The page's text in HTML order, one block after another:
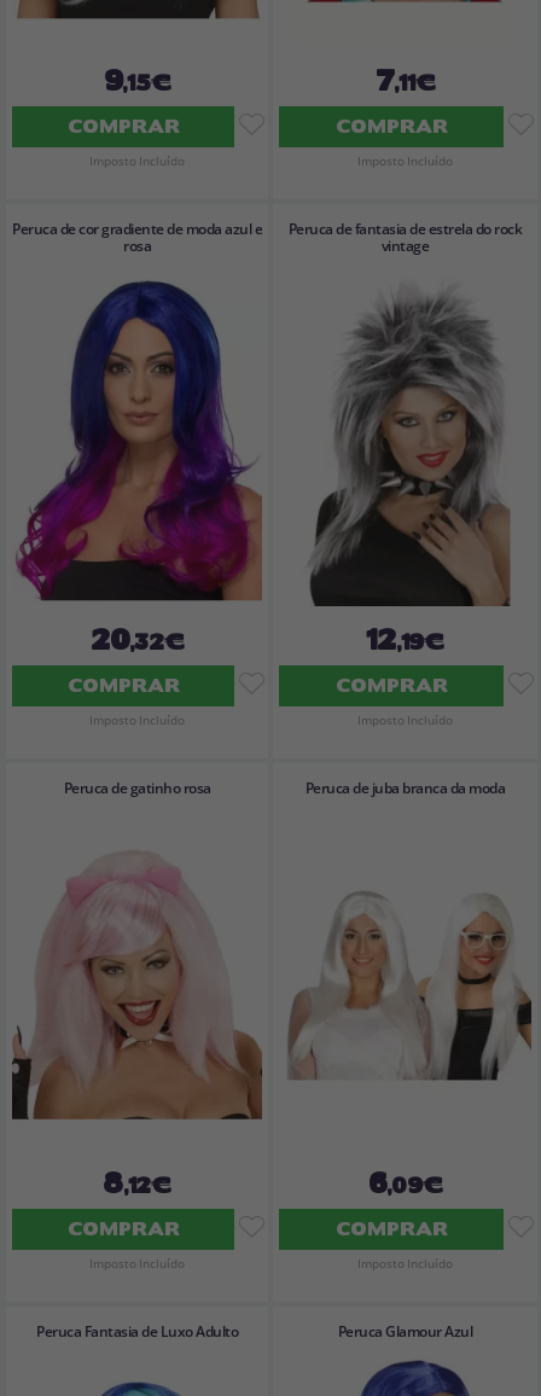
9,15€
COMPRAR
Imposto Incluído
7,11€
COMPRAR
Imposto Incluído
Peruca de cor gradiente de moda azul e
rosa
20,32€
COMPRAR
Imposto Incluído
Peruca de fantasia de estrela do rock
vintage
12,19€
COMPRAR
Imposto Incluído
Peruca de gatinho rosa
8,12€
COMPRAR
Imposto Incluído
Peruca de juba branca da moda
6,09€
COMPRAR
Imposto Incluído
Peruca Fantasia de Luxo Adulto Peruca Glamour Azul